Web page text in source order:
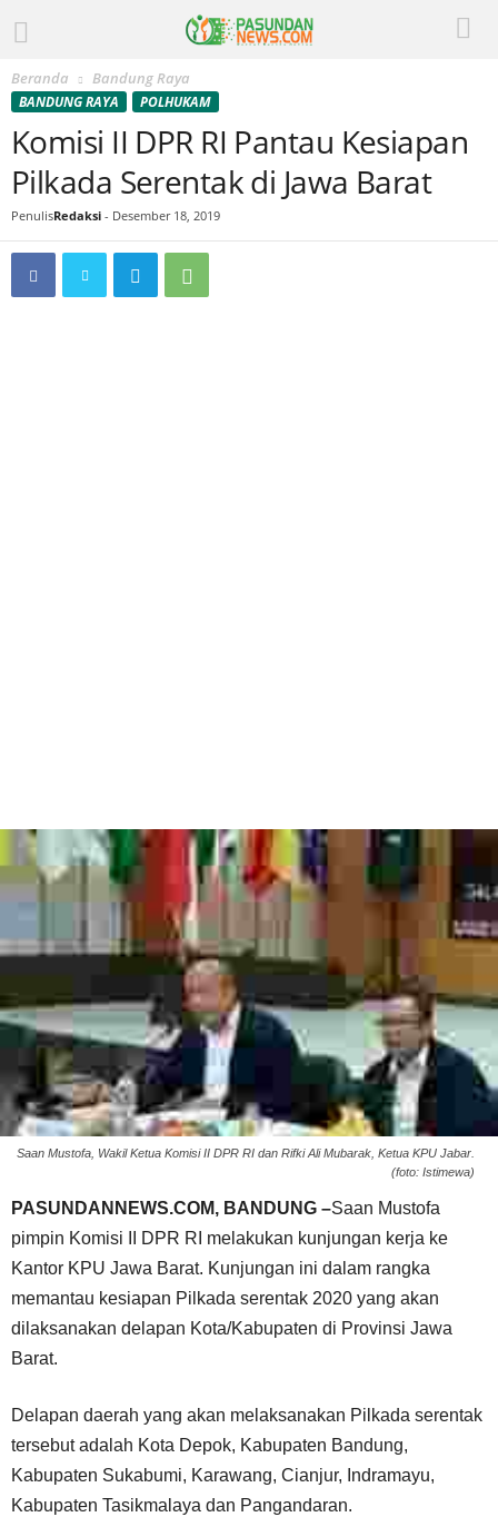
Beranda Bandung Raya
BANDUNG RAYA POLHUKAM
Komisi II DPR RI Pantau Kesiapan
Pilkada Serentak di Jawa Barat
PenulisRedaksi - Desember 18, 2019
Saan Mustofa, Wakil Ketua Komisi II DPR RI dan Rifki Ali Mubarak, Ketua KPU Jabar.
(foto: Istimewa)
PASUNDANNEWS.COM, BANDUNG –Saan Mustofa
pimpin Komisi II DPR RI melakukan kunjungan kerja ke
Kantor KPU Jawa Barat. Kunjungan ini dalam rangka
memantau kesiapan Pilkada serentak 2020 yang akan
dilaksanakan delapan Kota/Kabupaten di Provinsi Jawa
Barat.
Delapan daerah yang akan melaksanakan Pilkada serentak
tersebut adalah Kota Depok, Kabupaten Bandung,
Kabupaten Sukabumi, Karawang, Cianjur, Indramayu,
Kabupaten Tasikmalaya dan Pangandaran.